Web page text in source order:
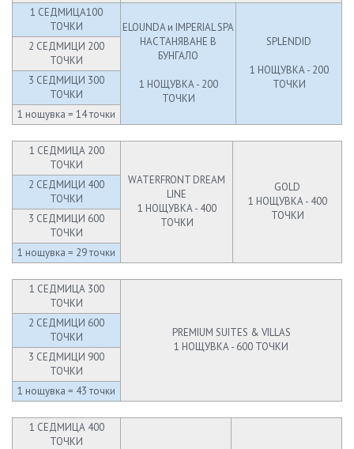
1 СЕДМИЦА100
ТОЧКИ
ELOUNDA и IMPERIAL SPA
НАСТАНЯВАНЕ В
БУНГАЛО
1 НОЩУВКА - 200
ТОЧКИ
SPLENDID
1 НОЩУВКА - 200
ТОЧКИ
2 СЕДМИЦИ 200
ТОЧКИ
3 СЕДМИЦИ 300
ТОЧКИ
1 нощувка = 14 точки
1 СЕДМИЦА 200
ТОЧКИ
WATERFRONT DREAM
LINE
1 НОЩУВКА - 400
ТОЧКИ
GOLD
1 НОЩУВКА - 400
ТОЧКИ
2 СЕДМИЦИ 400
ТОЧКИ
3 СЕДМИЦИ 600
ТОЧКИ
1 нощувка = 29 точки
1 СЕДМИЦА 300
ТОЧКИ
PREMIUM SUITES & VILLAS
1 НОЩУВКА - 600 ТОЧКИ
2 СЕДМИЦИ 600
ТОЧКИ
3 СЕДМИЦИ 900
ТОЧКИ
1 нощувка = 43 точки
1 СЕДМИЦА 400
ТОЧКИ